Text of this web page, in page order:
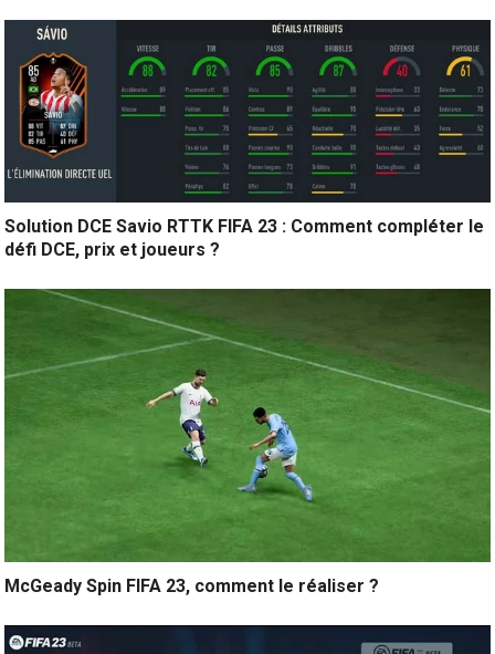
Solution DCE Savio RTTK FIFA 23 : Comment compléter le
défi DCE, prix et joueurs ?
McGeady Spin FIFA 23, comment le réaliser ?